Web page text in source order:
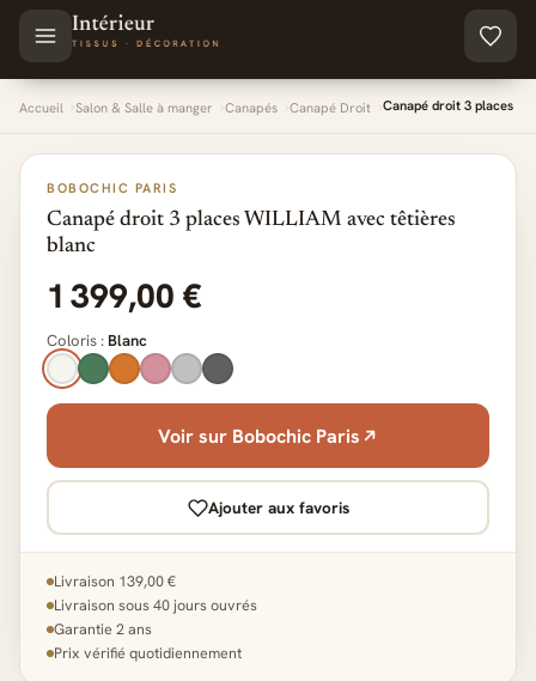
Aller au contenu principal
Accueil Salon & Salle à manger Canapés Canapé Droit Canapé droit 3 places
BOBOCHIC PARIS
Canapé droit 3 places WILLIAM avec têtières
blanc
1 399,00 €
Coloris : Blanc
Voir sur Bobochic Paris
Ajouter aux favoris
Livraison 139,00 €
Livraison sous 40 jours ouvrés
Garantie 2 ans
Prix vérifié quotidiennement